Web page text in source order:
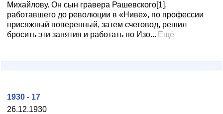
Михайлову. Он сын гравера Рашевского[1],
работавшего до революции в «Ниве», по профессии
присяжный поверенный, затем счетовод, решил
бросить эти занятия и работать по Изо... Ещё
26.12.1930
1930 - 17